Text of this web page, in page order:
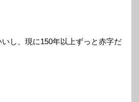
し、現に150年以上ずっと赤字だ